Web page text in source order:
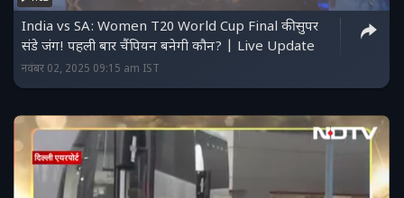
India vs SA: Women T20 World Cup Final की सुपर
संडे जंग! पहली बार चैंपियन बनेगी कौन? | Live Update
नवंबर 02, 2025 09:15 am IST